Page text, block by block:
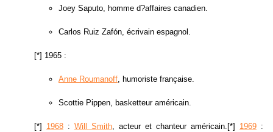
Joey Saputo, homme d?affaires canadien.
Carlos Ruiz Zafón, écrivain espagnol.
[*] 1965 :
Anne Roumanoff, humoriste française.
Scottie Pippen, basketteur américain.
[*] 1968 : Will Smith, acteur et chanteur américain.[*] 1969 :